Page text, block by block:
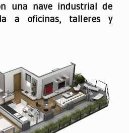
una nave industrial de
a oficinas, talleres y